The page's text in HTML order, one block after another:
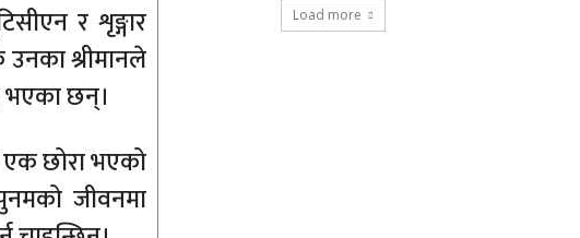
र शृङ्गार
श्रीमानले
भएका छन्।
एक छोरा भएको
जीवनमा
Load more